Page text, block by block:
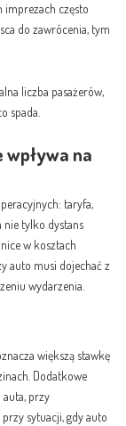
często
do zawrócenia, tym
liczba pasażerów,
spada.
na
taryfa,
nie tylko dystans
w kosztach
auto musi dojechać z
wydarzenia.
większą stawkę
Dodatkowe
auta, przy
sytuacji, gdy auto